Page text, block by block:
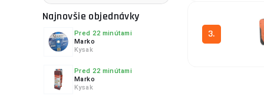
Najnovšie objednávky
Pred 22 minútami
Marko
Kysak
Pred 22 minútami
Marko
Kysak
chaty, rodinné
Pri výbere
3.